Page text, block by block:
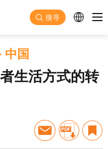
搜寻
中国
生活方式的转